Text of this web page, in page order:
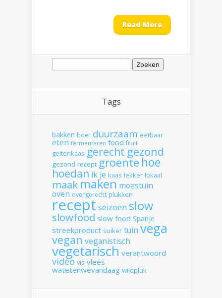
Read More
Zoeken
Tags
bakken boer duurzaam eetbaar
eten fermenteren food fruit
geitenkaas gerecht gezond
gezond recept groente hoe
hoedan ik je kaas lekker lokaal
maak maken moestuin
oven ovengerecht plukken
recept seizoen slow
slowfood slow food Spanje
streekproduct suiker tuin vega
vegan veganistisch
vegetarisch verantwoord
video vis vlees
watetenwevandaag wildpluk